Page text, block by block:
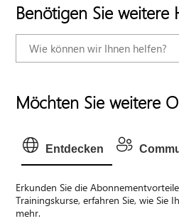
Benötigen Sie weitere
Möchten Sie weitere
Entdecken
Erkunden Sie die
Trainingskurse, erfahren Sie, wie Sie
mehr.